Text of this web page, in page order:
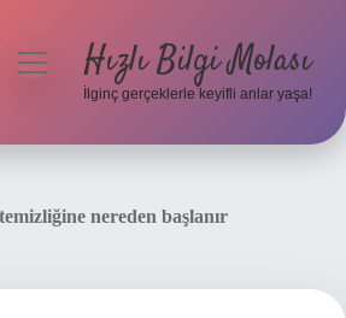
menüyüHızlı Bilgi Molası
İlginç gerçeklerle keyifli anlar yaşa!
nereden başlanır